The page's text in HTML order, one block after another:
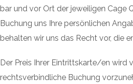
bar und vor Ort der jeweiligen Cage
Buchung uns Ihre persönlichen
behalten wir uns das Recht vor, die
Der Preis Ihrer Eintrittskarte/en wird
rechtsverbindliche Buchung